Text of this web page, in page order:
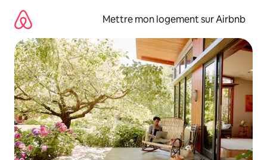
directement
contenu
Mettre mon logement sur Airbnb